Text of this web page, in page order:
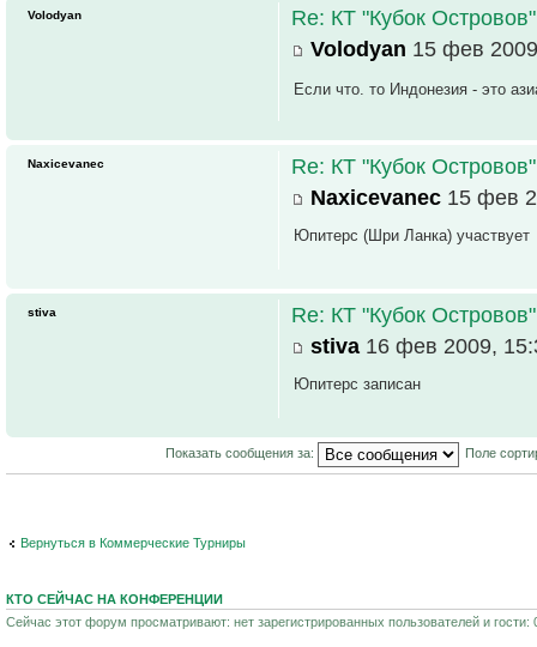
Re: КТ "Кубок
Volodyan 15 фев
Если что. то Индонезия - это
Volodyan
Re: КТ "Кубок
Naxicevanec 15 фев
Юпитерс (Шри Ланка) участвует
Naxicevanec
Re: КТ "Кубок
stiva 16 фев 2009,
Юпитерс записан
stiva
Показать сообщения за: Поле
Вернуться в Коммерческие Турниры
КТО СЕЙЧАС НА КОНФЕРЕНЦИИ
Сейчас этот форум просматривают: нет зарегистрированных пользователей и гости: